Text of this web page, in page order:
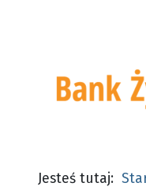
Jesteś tutaj: